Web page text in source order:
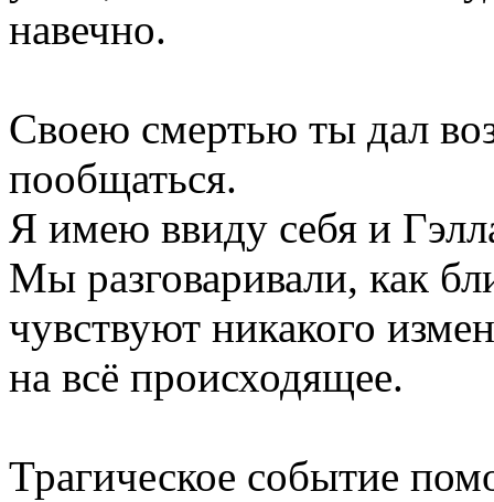
навечно.
Своею смертью ты дал
пообщаться.
Я имею ввиду себя и
Мы разговаривали, как
чувствуют никакого
на всё происходящее.
Трагическое событие